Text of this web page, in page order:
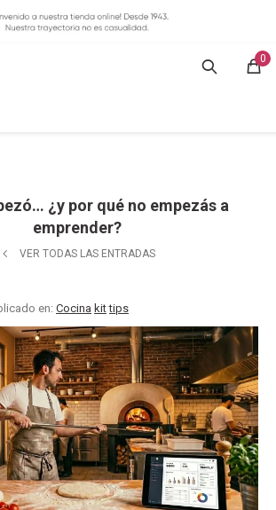
0
¿y por qué no empezás a
emprender?
VER TODAS LAS ENTRADAS
en: Cocina kit tips